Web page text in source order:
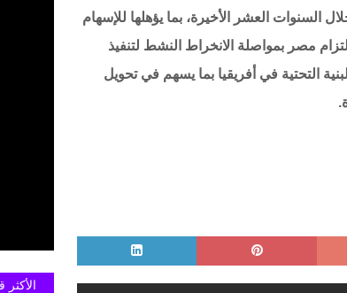
عليها مصر ٦٠٠ مليار دولار خلال السنوات العشر الأخيرة، بما يؤهلها للإسهام
مصر بمواصلة الانخراط النشط لتنفيذ
التحتية في أفريقيا بما يسهم في تحويل
الأكثر